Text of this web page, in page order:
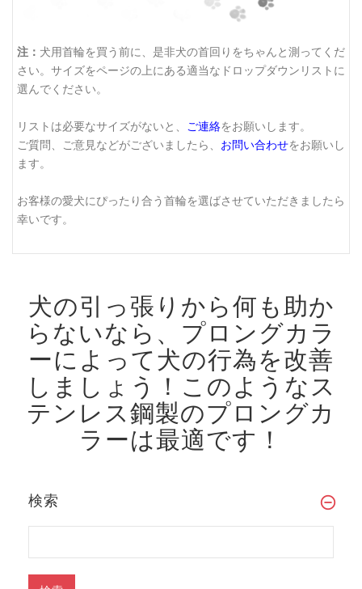
注： 犬用首輪を買う前に、是非犬の首回りをちゃんと測ってくだ
さい。サイズをページの上にある適当なドロップダウンリストに
選んでください。
リストは必要なサイズがないと、 ご連絡をお願いします。
ご質問、ご意見などがございましたら、 お問い合わせをお願いし
ます。
お客様の愛犬にぴったり合う首輪を選ばさせていただきましたら
幸いです。
犬の引っ張りから何も助か
らないなら、プロングカラ
ーによって犬の行為を改善
しましょう！ このようなス
テンレス鋼製のプロングカ
ラーは最適です！
検索